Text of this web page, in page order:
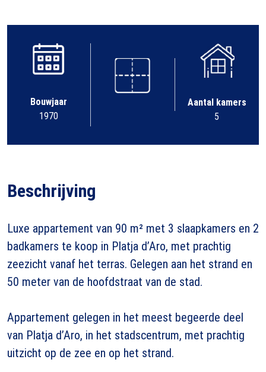
Bouwjaar
1970
Aantal kamers
5
Beschrijving
Luxe appartement van 90 m² met 3 slaapkamers en 2
badkamers te koop in Platja d’Aro, met prachtig
zeezicht vanaf het terras. Gelegen aan het strand en
50 meter van de hoofdstraat van de stad.
Appartement gelegen in het meest begeerde deel
van Platja d’Aro, in het stadscentrum, met prachtig
uitzicht op de zee en op het strand.